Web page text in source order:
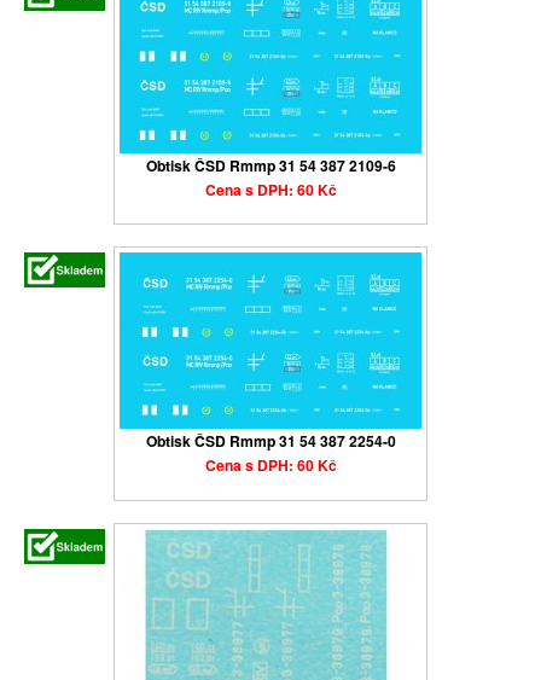
Obtisk ČSD Rmmp 31 54 387 2109-6
Cena s DPH: 60 Kč
Obtisk ČSD Rmmp 31 54 387 2254-0
Cena s DPH: 60 Kč